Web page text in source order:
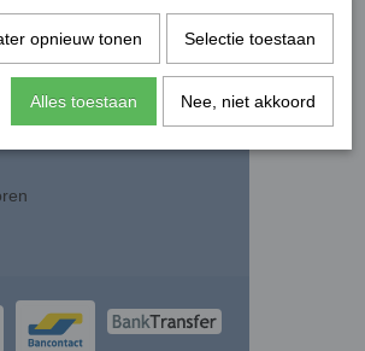
opnieuw tonen Selectie toestaan
Alles toestaan Nee, niet akkoord